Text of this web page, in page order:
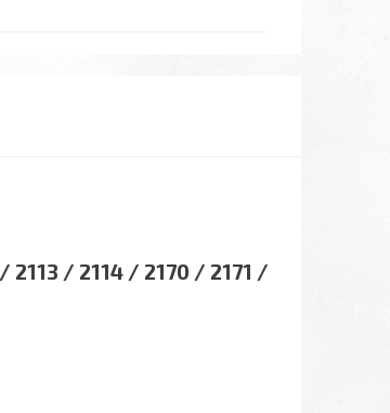
/ 2114 / 2170 / 2171 /